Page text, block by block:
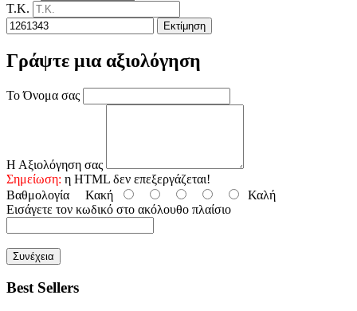
Τ.Κ.
Εκτίμηση
Γράψτε μια αξιολόγηση
Το Όνομα σας
Η Αξιολόγηση σας
Σημείωση: η HTML δεν επεξεργάζεται!
Βαθμολογία Κακή
Καλή
Εισάγετε τον κωδικό στο ακόλουθο πλαίσιο
Συνέχεια
Best Sellers